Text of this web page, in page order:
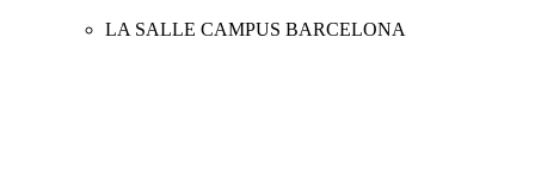
LA SALLE CAMPUS BARCELONA